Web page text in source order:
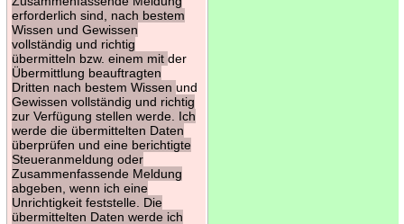
erforderlich sind, nach bestem
Wissen und Gewissen
vollständig und richtig
übermitteln bzw. einem mit der
Übermittlung beauftragten
Dritten nach bestem Wissen und
Gewissen vollständig und richtig
zur Verfügung stellen werde. Ich
werde die übermittelten Daten
überprüfen und eine berichtigte
Steueranmeldung oder
Zusammenfassende Meldung
abgeben, wenn ich eine
Unrichtigkeit feststelle. Die
übermittelten Daten werde ich